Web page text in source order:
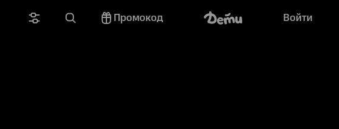
Промокод Войти